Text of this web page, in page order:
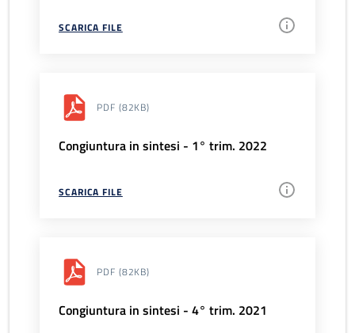
SCARICA FILE
PDF (82KB)
Congiuntura in sintesi - 1° trim. 2022
SCARICA FILE
PDF (82KB)
Congiuntura in sintesi - 4° trim. 2021